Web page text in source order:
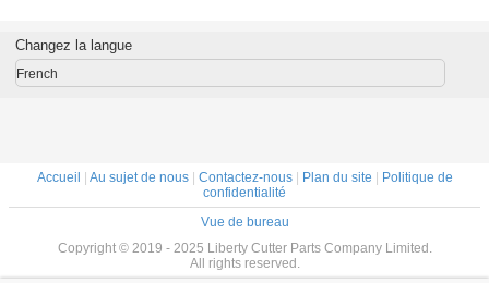
GT7250 S7200
91/S-93-7
Changez la langue
French
Accueil Au sujet de nous| Contactez-nous| Plan du site
Politique de
confidentialité
Vue de bureau
Copyright © 2019 - 2025 Liberty Cutter Parts Company Limited.
All rights reserved.